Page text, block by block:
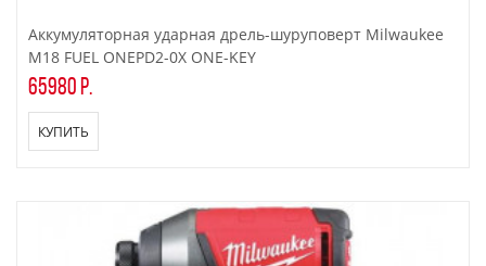
Аккумуляторная ударная дрель-шуруповерт Milwaukee
M18 FUEL ONEPD2-0X ONE-KEY
65980 р.
КУПИТЬ